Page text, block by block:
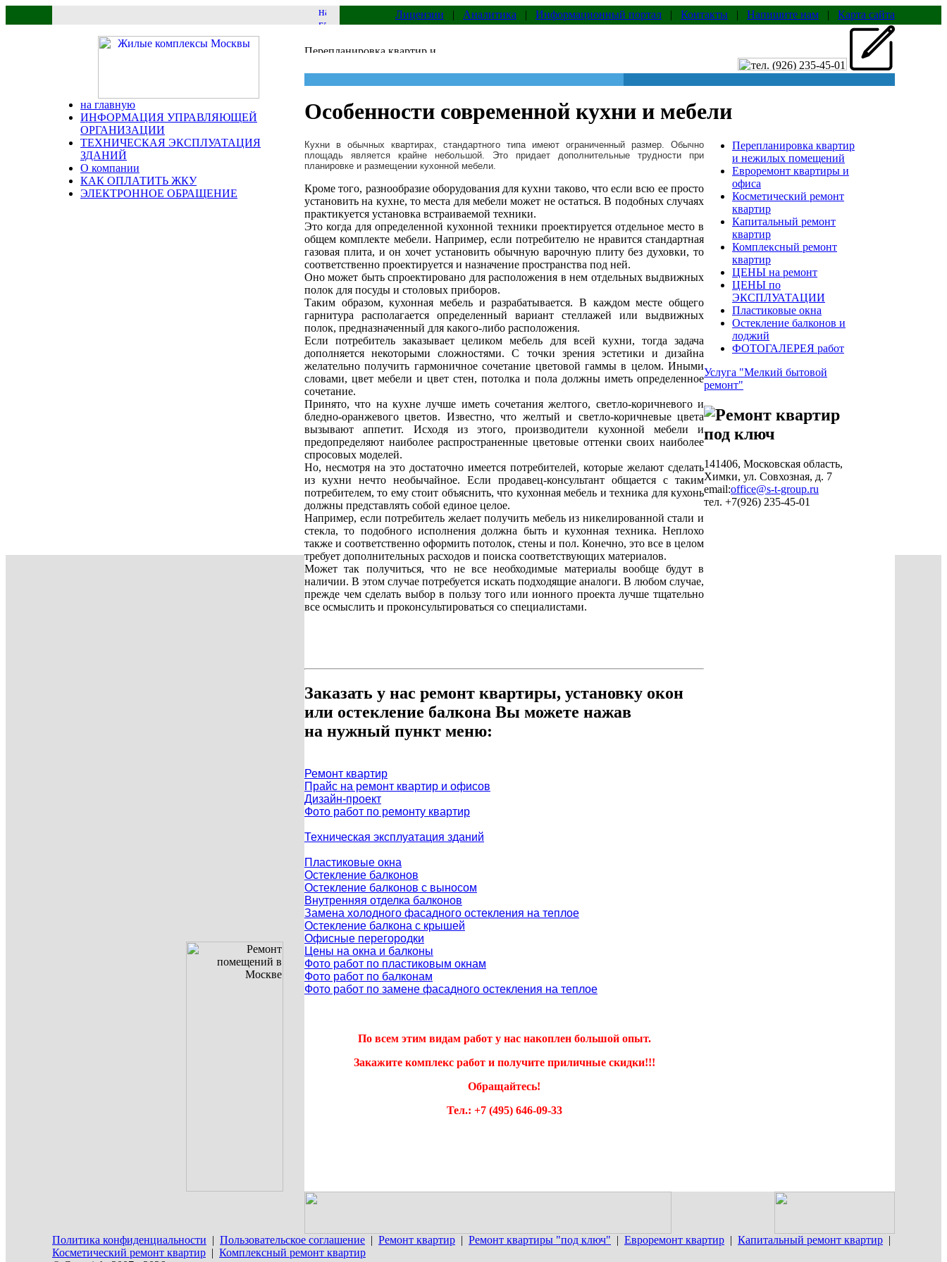
Лицензии | Аналитика | Информационный портал | Контакты | Напишите нам | Карта сайта
на главную
ИНФОРМАЦИЯ УПРАВЛЯЮЩЕЙ
ОРГАНИЗАЦИИ
ТЕХНИЧЕСКАЯ ЭКСПЛУАТАЦИЯ
ЗДАНИЙ
О компании
КАК ОПЛАТИТЬ ЖКУ
ЭЛЕКТРОННОЕ ОБРАЩЕНИЕ
Особенности современной кухни и мебели
Кухни в обычных квартирах, стандартного типа имеют ограниченный размер. Обычно
площадь является крайне небольшой. Это придает дополнительные трудности при
планировке и размещении кухонной мебели.
Кроме того, разнообразие оборудования для кухни таково, что если всю ее просто
установить на кухне, то места для мебели может не остаться. В подобных случаях
практикуется установка встраиваемой техники.
Это когда для определенной кухонной техники проектируется отдельное место в
общем комплекте мебели. Например, если потребителю не нравится стандартная
газовая плита, и он хочет установить обычную варочную плиту без духовки, то
соответственно проектируется и назначение пространства под ней.
Оно может быть спроектировано для расположения в нем отдельных выдвижных
полок для посуды и столовых приборов.
Таким образом, кухонная мебель и разрабатывается. В каждом месте общего
гарнитура располагается определенный вариант стеллажей или выдвижных
полок, предназначенный для какого-либо расположения.
Если потребитель заказывает целиком мебель для всей
кухни, тогда задача
дополняется некоторыми сложностями. С точки зрения эстетики и дизайна
желательно получить гармоничное сочетание цветовой гаммы в целом. Иными
словами, цвет мебели и цвет стен, потолка и пола должны иметь определенное
сочетание.
Принято, что на кухне лучше иметь сочетания желтого, светло-коричневого и
бледно-оранжевого цветов. Известно, что желтый и светло-коричневые цвета
вызывают аппетит. Исходя из этого, производители кухонной мебели и
предопределяют наиболее распространенные цветовые оттенки своих наиболее
спросовых моделей.
Но, несмотря на это достаточно имеется потребителей, которые желают сделать
из кухни нечто необычайное. Если продавец-консультант общается с таким
потребителем, то ему стоит объяснить, что кухонная мебель и техника для кухонь
должны представлять собой единое целое.
Например, если потребитель желает получить мебель из никелированной стали и
стекла, то подобного исполнения должна быть и кухонная техника. Неплохо
также и соответственно оформить потолок, стены и пол. Конечно, это все в целом
требует дополнительных расходов и поиска соответствующих материалов.
Может так получиться, что не все необходимые материалы вообще будут в
наличии. В этом случае потребуется искать подходящие аналоги. В любом случае,
прежде чем сделать выбор в пользу того или ионного проекта лучше тщательно
все осмыслить и проконсультироваться со специалистами.
Заказать у нас ремонт квартиры, установку окон
или остекление балкона Вы можете нажав
на нужный пункт меню:
Ремонт квартир
Прайс на ремонт квартир и офисов
Дизайн-проект
Фото работ по ремонту квартир
Техническая эксплуатация зданий
Пластиковые окна
Остекление балконов
Остекление балконов с выносом
Внутренняя отделка балконов
Замена холодного фасадного остекления на теплое
Остекление балкона с крышей
Офисные перегородки
Цены на окна и балконы
Фото работ по пластиковым окнам
Фото работ по балконам
Фото работ по замене фасадного остекления на теплое
По всем этим видам работ у нас накоплен большой опыт.
Закажите комплекс работ и получите приличные скидки!!!
Обращайтесь!
Тел.: +7 (495) 646-09-33
Перепланировка квартир
и нежилых помещений
Евроремонт квартиры и
офиса
Косметический ремонт
квартир
Капитальный ремонт
квартир
Комплексный ремонт
квартир
ЦЕНЫ на ремонт
ЦЕНЫ по
ЭКСПЛУАТАЦИИ
Пластиковые окна
Остекление балконов и
лоджий
ФОТОГАЛЕРЕЯ работ
Услуга "Мелкий бытовой
ремонт"
141406, Московская область,
Химки, ул. Совхозная, д. 7
email:office@s-t-group.ru
тел. +7(926) 235-45-01
Политика конфиденциальности | Пользовательское соглашение | Ремонт квартир | Ремонт квартиры "под ключ" | Евроремонт квартир | Капитальный ремонт квартир |
Косметический ремонт квартир | Комплексный ремонт квартир